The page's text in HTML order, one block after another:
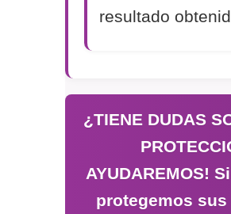
resultado
¿TIENE DUDAS
AYUDAREMOS!
protegemos